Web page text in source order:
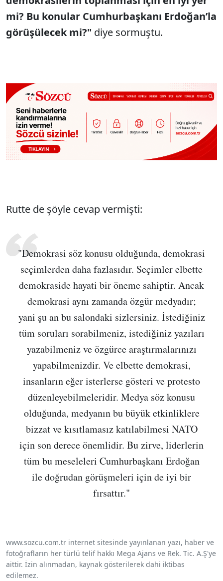
mi? Bu konular Cumhurbaşkanı Erdoğan’la
görüşülecek mi?" diye sormuştu.
Rutte de şöyle cevap vermişti:
"Demokrasi söz konusu olduğunda, demokrasi
seçimlerden daha fazlasıdır. Seçimler elbette
demokraside hayati bir öneme sahiptir. Ancak
demokrasi aynı zamanda özgür medyadır;
yani şu an bu salondaki sizlersiniz. İstediğiniz
tüm soruları sorabilmeniz, istediğiniz yazıları
yazabilmeniz ve özgürce araştırmalarınızı
yapabilmenizdir. Ve elbette demokrasi,
insanların eğer isterlerse gösteri ve protesto
düzenleyebilmeleridir. Medya söz konusu
olduğunda, medyanın bu büyük etkinliklere
bizzat ve kısıtlamasız katılabilmesi NATO
için son derece önemlidir. Bu zirve, liderlerin
tüm bu meseleleri Cumhurbaşkanı Erdoğan
ile doğrudan görüşmeleri için de iyi bir
fırsattır."
www.sozcu.com.tr internet sitesinde yayınlanan yazı, haber ve
fotoğrafların her türlü telif hakkı Mega Ajans ve Rek. Tic. A.Ş'ye
aittir. İzin alınmadan, kaynak gösterilerek dahi iktibas
edilemez.